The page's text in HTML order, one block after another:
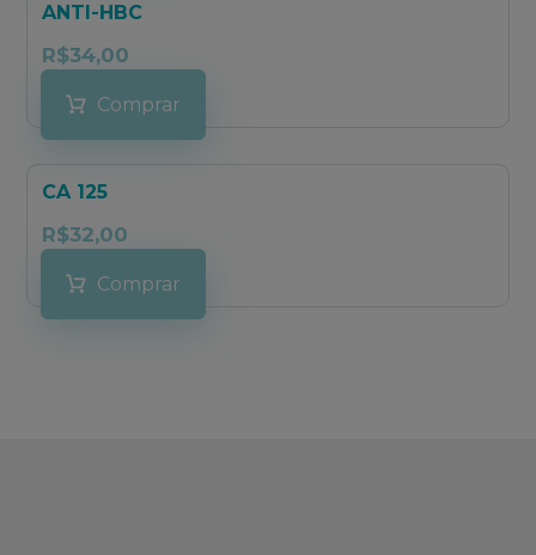
ANTI-HBC
R$34,00
Comprar
CA 125
R$32,00
Comprar